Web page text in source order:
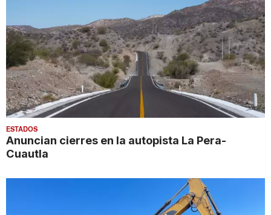
ESTADOS
Anuncian cierres en la autopista La Pera-
Cuautla